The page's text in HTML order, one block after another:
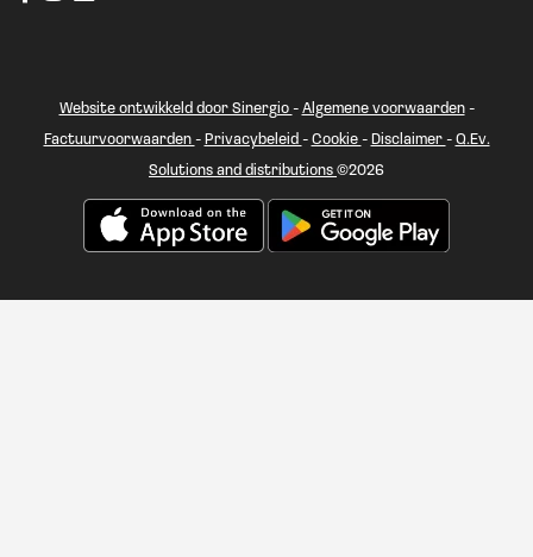
Website ontwikkeld door Sinergio - Algemene voorwaarden-
Factuurvoorwaarden - Privacybeleid - Cookie - Disclaimer - Q.Ev.
Solutions and distributions ©2026